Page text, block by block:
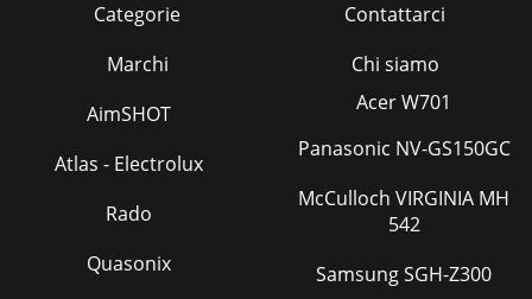
Categorie
Marchi
Contattarci
Chi siamo
AimSHOT
Atlas - Electrolux
Rado
Quasonix
Acer W701
Panasonic NV-GS150GC
McCulloch VIRGINIA MH
542
Samsung SGH-Z300